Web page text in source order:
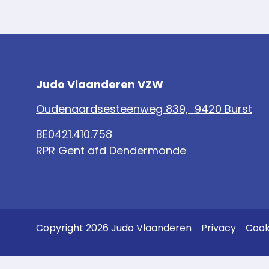
Judo Vlaanderen VZW
Oudenaardsesteenweg 839, 9420 Burst
BE0421.410.758
RPR Gent afd Dendermonde
Copyright 2026 Judo Vlaanderen Privacy